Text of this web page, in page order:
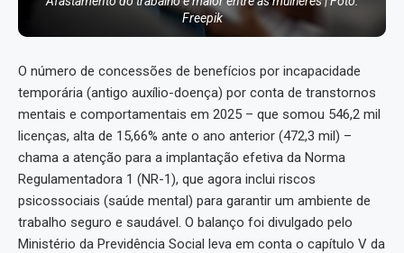
Freepik
O número de concessões de benefícios por incapacidade
temporária (antigo auxílio-doença) por conta de transtornos
mentais e comportamentais em 2025 – que somou 546,2 mil
licenças, alta de 15,66% ante o ano anterior (472,3 mil) –
chama a atenção para a implantação efetiva da Norma
Regulamentadora 1 (NR-1), que agora inclui riscos
psicossociais (saúde mental) para garantir um ambiente de
trabalho seguro e saudável. O balanço foi divulgado pelo
Ministério da Previdência Social leva em conta o capítulo V da